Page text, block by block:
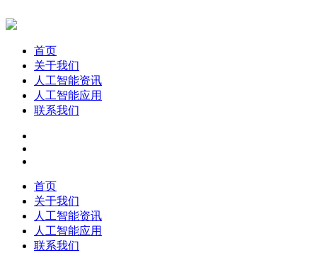
首页
关于我们
人工智能资讯
人工智能应用
联系我们
首页
关于我们
人工智能资讯
人工智能应用
联系我们